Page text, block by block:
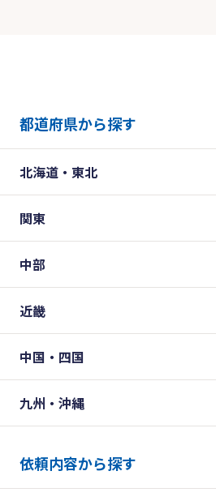
都道府県から探す
北海道・東北
関東
中部
近畿
中国・四国
九州・沖縄
依頼内容から探す